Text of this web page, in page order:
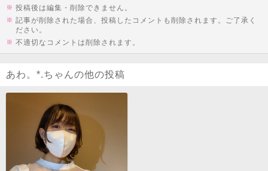
投稿後は編集・削除できません。
記事が削除された場合、投稿したコメントも削除されます。ご了承く
ださい。
不適切なコメントは削除されます。
あわ。*.ちゃんの他の投稿